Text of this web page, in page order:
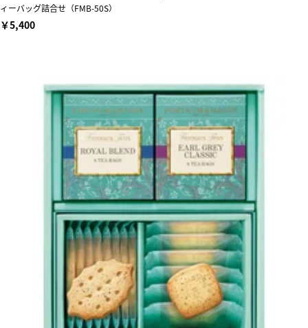
ィーバッグ詰合せ（FMB-50S）
￥5,400